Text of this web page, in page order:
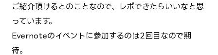
ご紹介頂けるとのことなので、レポできたらいいなと思
っています。
Evernoteのイベントに参加するのは2回目なので期
待。